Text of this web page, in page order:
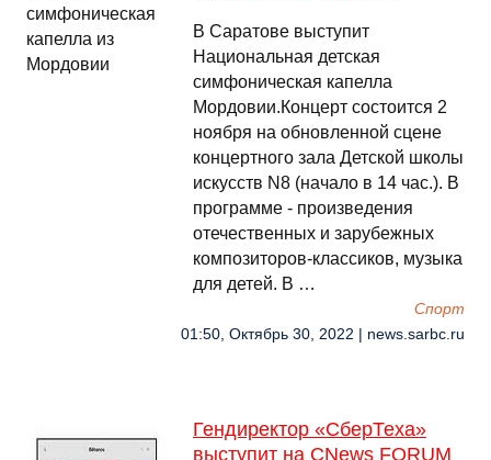
В Саратове выступит
Национальная детская
симфоническая капелла
Мордовии.Концерт состоится 2
ноября на обновленной сцене
концертного зала Детской школы
искусств N8 (начало в 14 час.). В
программе - произведения
отечественных и зарубежных
композиторов-классиков, музыка
для детей. В …
Спорт
01:50, Октябрь 30, 2022 | news.sarbc.ru
Гендиректор «СберТеха»
выступит на CNews FORUM